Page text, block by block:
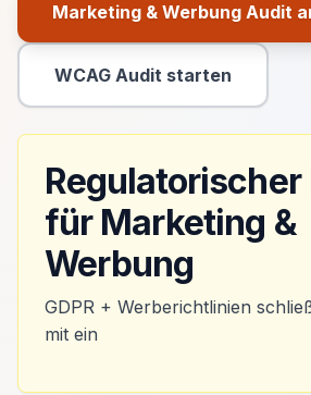
Marketing & Werbung Audit
Primäre
WCAG Audit starten
Sekundäre Aktion
Regulatorischer
für Marketing &
Werbung
GDPR + Werberichtlinien
mit ein